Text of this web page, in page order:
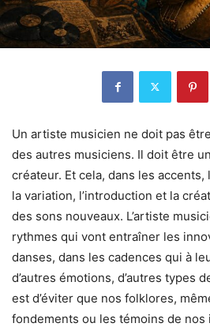
Un artiste musicien ne doit pas
des autres musiciens. Il doit être
créateur. Et cela, dans les
la variation, l’introduction et la
des sons nouveaux. L’artiste
rythmes qui vont entraîner les
danses, dans les cadences qui à
d’autres émotions, d’autres types
est d’éviter que nos folklores,
fondements ou les témoins de nos